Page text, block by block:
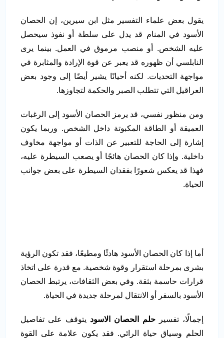
يقول بعض علماء التفسير مثل ابن سيرين، إن الحصان
الأسود في المنام قد يدل على سلطة أو نفوذ سيحصل
عليه الشخص. أو منصب مرموق في العمل. بينما يرى
النابلسي أن ظهوره قد يعبر عن قوة الإرادة والمثابرة في
مواجهة التحديات. لكنه أحيانًا يشير أيضًا إلى وجود بعض
العراقيل التي تتطلب الصبر والحكمة لتجاوزها.
ومن منظور نفسي، قد يرمز الحصان الأسود إلى الرغبات
العميقة أو الطاقة المكبوتة داخل الشخص. وربما يكون
إشارة إلى الحاجة للتعبير عن الذات أو مواجهة مخاوف
داخلية. وإذا كان الحصان هائجًا أو يصعب السيطرة عليه،
فهذا قد يعكس شعورًا بفقدان السيطرة على بعض جوانب
الحياة.
أما إذا كان الحصان الأسود هادئًا ومطيعًا، فقد تكون الرؤية
بشرى بمرحلة استقرار وقوة شخصية. مع قدرة على اتخاذ
قرارات حاسمة بثقة. وفي بعض الثقافات، يرتبط الحصان
الأسود بالسفر أو الانتقال لمرحلة جديدة في الحياة.
إجمالًا، تفسير حلم الحصان الاسود يتوقف على تفاصيل
الحلم وسياق حياة الرائي. فقد يكون علامة على القوة